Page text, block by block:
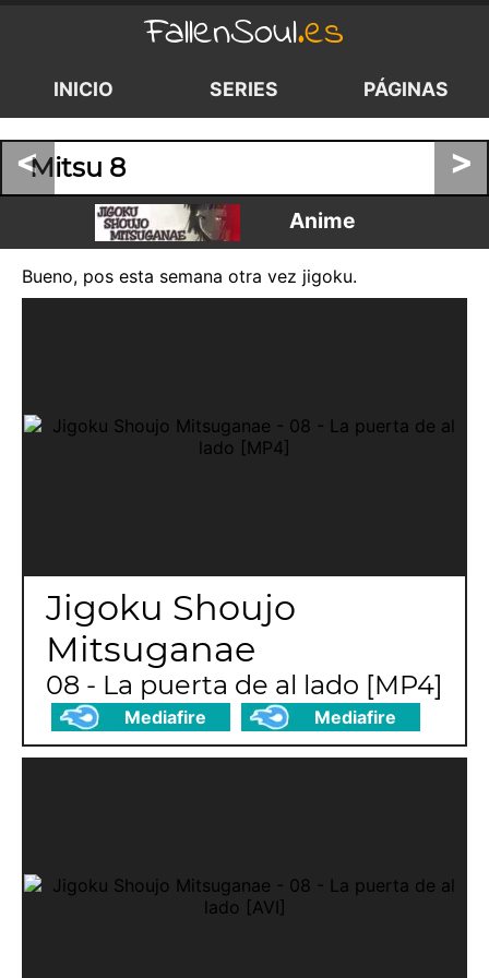
FallenSoul.es
INICIO SERIES PÁGINAS
< >
Mitsu 8
Anime
Bueno, pos esta semana otra vez jigoku.
Jigoku Shoujo
Mitsuganae
08 - La puerta de al lado [MP4]
Mediafire Mediafire